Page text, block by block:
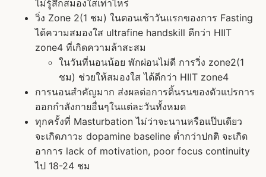
ไม่รู้สึกสมองใสเท่าไหร่
วิ่ง Zone 2(1 ชม) ในตอนเช้าวันแรกของการ Fasting
ได้ความสมองใส ultrafine handskill ดีกว่า HIIT
zone4 ที่เกิดความล้าสะสม
ในวันที่นอนน้อย พักผ่อนไม่ดี การวิ่ง zone2(1
ชม) ช่วยให้สมองใส ได้ดีกว่า HIIT zone4
การนอนสำคัญมาก ส่งผลต่อการดิ้นรนของตัวแปรการ
ออกกำลังกายอื่นๆในแต่ละวันทั้งหมด
ทุกครั้งที่ Masturbation ไม่ว่าจะนานหรือแป๊บเดียว
จะเกิดภาวะ dopamine baseline ต่ำกว่าปกติ จะเกิด
อาการ lack of motivation, poor focus continuity
ไป 18-24 ชม